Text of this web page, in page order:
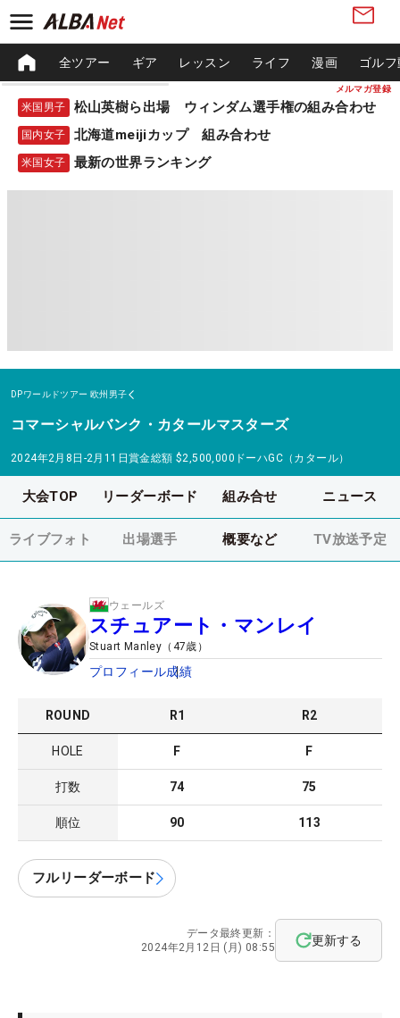
メルマガ登録
全ツアー ギア レッスン ライフ 漫画 ゴル
米国男子 松山英樹ら出場 ウィンダム選手権の組み合わせ
国内女子 北海道meijiカップ 組み合わせ
米国女子 最新の世界ランキング
DPワールドツアー 欧州男子
コマーシャルバンク・カタールマスターズ
2024年2月8日-2月11日賞金総額 $2,500,000 ドーハGC（カタール）
大会TOP リーダーボード 組み合せ ニュース
ライブフォト 出場選手 概要など TV放送予定
ウェールズ
スチュアート・マンレイ
Stuart Manley （ 47歳）
プロフィール成績
ROUND R1 R2
HOLE F F
打数 74 75
順位 90 113
フルリーダーボード
データ最終更新：
2024年2月12日 (月) 08:55
更新する